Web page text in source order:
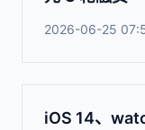
2026-06-25
iOS 14、